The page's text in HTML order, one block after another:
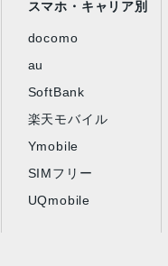
スマホ・キャリア別
docomo
au
SoftBank
楽天モバイル
Ymobile
SIMフリー
UQmobile